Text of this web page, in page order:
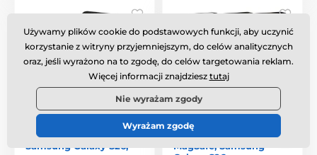
Etui Magic Shield,
Samsung Galaxy S26,
Tech-Protect MagSlim
MagSafe, Samsung
Używamy plików cookie do podstawowych funkcji, aby uczynić
korzystanie z witryny przyjemniejszym, do celów analitycznych
oraz, jeśli wyrażono na to zgodę, do celów targetowania reklam.
Więcej informacji znajdziesz tutaj
Nie wyrażam zgody
Wyrażam zgodę